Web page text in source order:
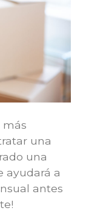
más
una
una
ayudará a
antes